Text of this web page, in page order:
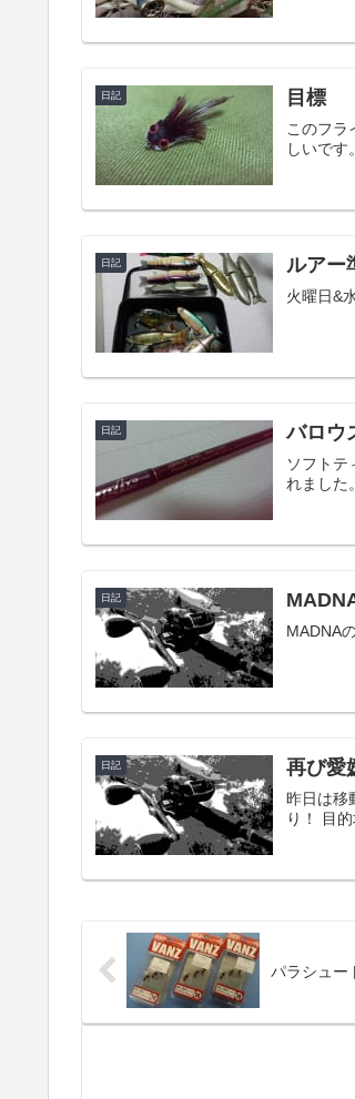
日記 目標
このフラ
しいです。
日記 ルアー
火曜日&
日記 バロウ
ソフトテ
れました。
日記
MADNA
日記 再び愛
昨日は移
り！ 目
パラシュー